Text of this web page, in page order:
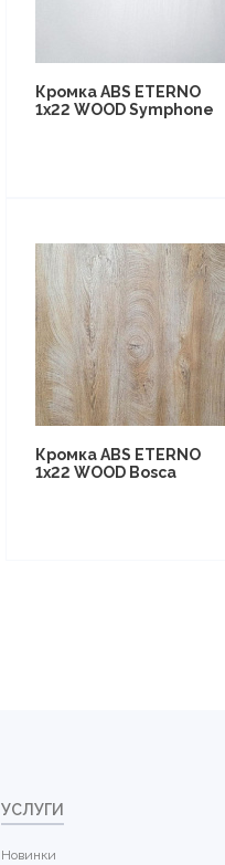
Кромка ABS ETERNO
1x22 WOOD Symphone
Кромка ABS ETERNO
1x22 WOOD Bosca
УСЛУГИ
Новинки